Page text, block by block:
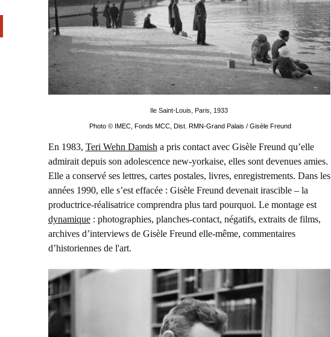
Ile Saint-Louis, Paris, 1933
Photo © IMEC, Fonds MCC, Dist. RMN-Grand Palais / Gisèle Freund
En 1983, Teri Wehn Damish a pris contact avec Gisèle Freund qu’elle
admirait depuis son adolescence new-yorkaise, elles sont devenues amies.
Elle a conservé ses lettres, cartes postales, livres, enregistrements. Dans les
années 1990, elle s’est effacée : Gisèle Freund devenait irascible – la
productrice-réalisatrice comprendra plus tard pourquoi. Le montage est
dynamique: photographies, planches-contact, négatifs, extraits de films,
archives d’interviews de Gisèle Freund elle-même, commentaires
d’historiennes de l'art.